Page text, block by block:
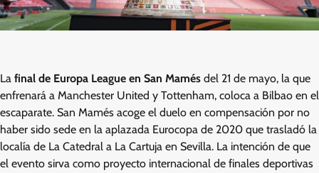
La final de Europa League en San Mamés del 21 de mayo, la que
enfrenará a Manchester United y Tottenham, coloca a Bilbao en el
escaparate. San Mamés acoge el duelo en compensación por no
haber sido sede en la aplazada Eurocopa de 2020 que trasladó la
localía de La Catedral a La Cartuja en Sevilla. La intención de que
el evento sirva como proyecto internacional de finales deportivas